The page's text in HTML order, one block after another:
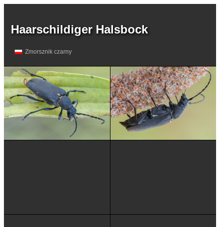
Haarschildiger Halsbock
Zmorsznik czarny